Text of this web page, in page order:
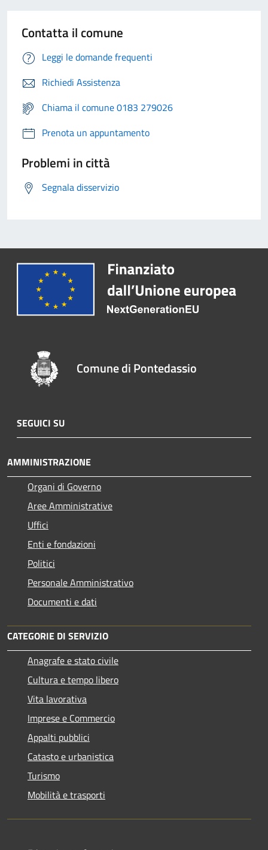
Contatta il comune
Leggi le domande frequenti
Richiedi Assistenza
Chiama il comune 0183 279026
Prenota un appuntamento
Problemi in città
Segnala disservizio
Comune di Pontedassio
SEGUICI SU
AMMINISTRAZIONE
Organi di Governo
Aree Amministrative
Uffici
Enti e fondazioni
Politici
Personale Amministrativo
Documenti e dati
CATEGORIE DI SERVIZIO
Anagrafe e stato civile
Cultura e tempo libero
Vita lavorativa
Imprese e Commercio
Appalti pubblici
Catasto e urbanistica
Turismo
Mobilità e trasporti